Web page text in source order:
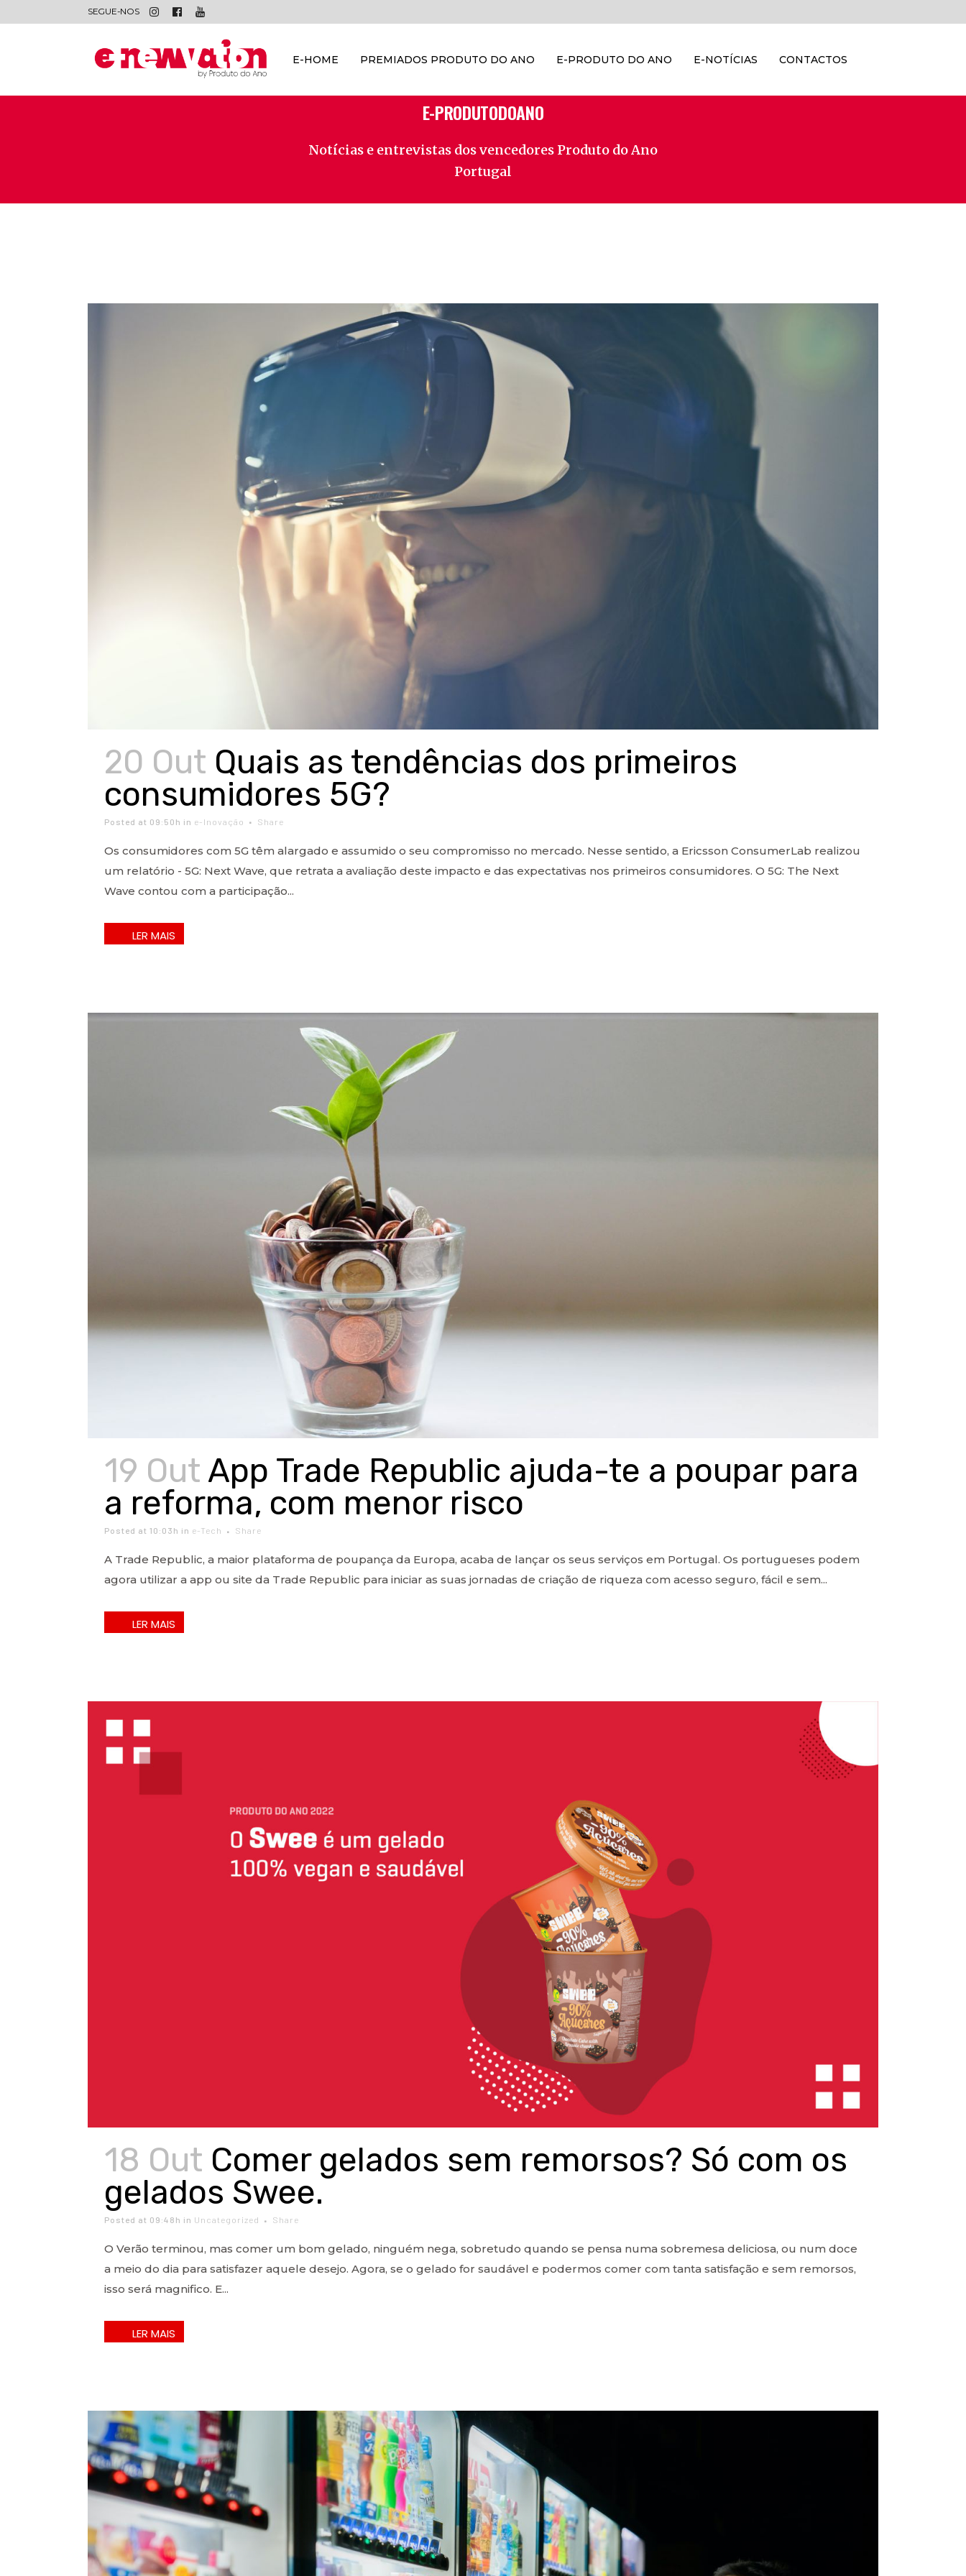
SEGUE-NOS
E-HOME PREMIADOS PRODUTO DO ANO E-PRODUTO DO ANO E-NOTÍCIAS CONTACTOS
E-PRODUTODOANO
Notícias e entrevistas dos vencedores Produto do Ano
Portugal
20 Out Quais as tendências dos primeiros
consumidores 5G?
Posted at 09:50h in e-Inovação Share
Os consumidores com 5G têm alargado e assumido o seu compromisso no mercado. Nesse sentido, a Ericsson ConsumerLab realizou
um relatório - 5G: Next Wave, que retrata a avaliação deste impacto e das expectativas nos primeiros consumidores. O 5G: The Next
Wave contou com a participação...
19 Out App Trade Republic ajuda-te a poupar para
a reforma, com menor risco
Posted at 10:03h in e-Tech Share
A Trade Republic, a maior plataforma de poupança da Europa, acaba de lançar os seus serviços em Portugal. Os portugueses podem
agora utilizar a app ou site da Trade Republic para iniciar as suas jornadas de criação de riqueza com acesso seguro, fácil e sem...
18 Out Comer gelados sem remorsos? Só com os
gelados Swee.
Posted at 09:48h in Uncategorized Share
O Verão terminou, mas comer um bom gelado, ninguém nega, sobretudo quando se pensa numa sobremesa deliciosa, ou num doce
a meio do dia para satisfazer aquele desejo. Agora, se o gelado for saudável e podermos comer com tanta satisfação e sem remorsos,
isso será magnifico. E...